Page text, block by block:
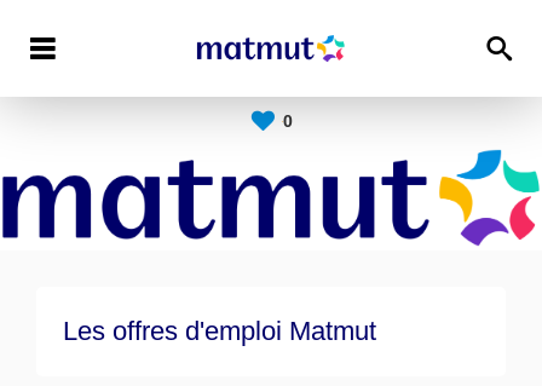
0
Les offres d'emploi Matmut